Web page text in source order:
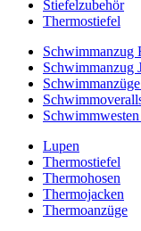
Stiefelzubehör
Thermostiefel
Schwimmanzug
Schwimmanzug
Lupen
Thermostiefel
Thermohosen
Thermojacken
Thermoanzüge